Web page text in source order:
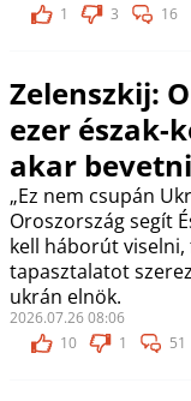
1
3 16
Zelenszkij:
ezer észak-
akar
„Ez nem csupán
Oroszország segít
kell háborút
tapasztalatot
ukrán elnök.
2026.07.26 08:06
10
1 51